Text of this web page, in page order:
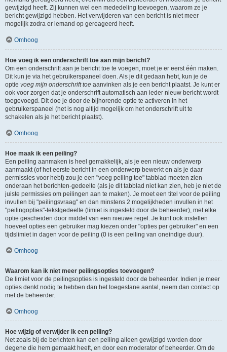
gewijzigd heeft. Zij kunnen wel een mededeling toevoegen, waarom ze je
bericht gewijzigd hebben. Het verwijderen van een bericht is niet meer
mogelijk zodra er iemand op gereageerd heeft.
Omhoog
Hoe voeg ik een onderschrift toe aan mijn bericht?
Om een onderschrift aan je bericht toe te voegen, moet je er eerst één maken.
Dit kun je via het gebruikerspaneel doen. Als je dit gedaan hebt, kun je de
optie voeg mijn onderschrift toe aanvinken als je een bericht plaatst. Je kunt er
ook voor zorgen dat je onderschrift automatisch aan ieder nieuw bericht wordt
toegevoegd. Dit doe je door de bijhorende optie te activeren in het
gebruikerspaneel (het is nog altijd mogelijk om het onderschrift uit te
schakelen als je het bericht plaatst).
Omhoog
Hoe maak ik een peiling?
Een peiling aanmaken is heel gemakkelijk, als je een nieuw onderwerp
aanmaakt (of het eerste bericht in een onderwerp bewerkt en als je daar
permissies voor hebt) zou je een "voeg peiling toe" tabblad moeten zien
onderaan het berichten-gedeelte (als je dit tabblad niet kan zien, heb je niet de
juiste permissies om peilingen aan te maken). Je moet een titel voor de peiling
invullen bij "peilingsvraag" en dan minstens 2 mogelijkheden invullen in het
"peilingopties"-tekstgedeelte (limiet is ingesteld door de beheerder), met elke
optie gescheiden door middel van een nieuwe regel. Je kunt ook instellen
hoeveel opties een gebruiker mag kiezen onder "opties per gebruiker" en een
tijdslimiet in dagen voor de peiling (0 is een peiling van oneindige duur).
Omhoog
Waarom kan ik niet meer peilingsopties toevoegen?
De limiet voor de peilingsopties is ingesteld door de beheerder. Indien je meer
opties denkt nodig te hebben dan het toegestane aantal, neem dan contact op
met de beheerder.
Omhoog
Hoe wijzig of verwijder ik een peiling?
Net zoals bij de berichten kan een peiling alleen gewijzigd worden door
degene die hem gemaakt heeft, en door een moderator of beheerder. Om de